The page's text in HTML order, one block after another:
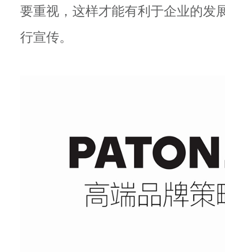
要重视，这样才能有利于企业的发
行宣传。